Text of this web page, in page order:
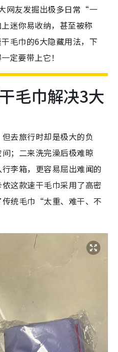
网友发掘出极多日常“一
迷你易收纳，甚至被称
毛巾的6大隐藏用法，下
定要带上它！
毛巾解决3大
去旅行时却是极大的负
；二来洗完澡后极难晾
李箱，更容易屈出难闻的
这款速干毛巾采用了高密
统毛巾“太重、难干、不